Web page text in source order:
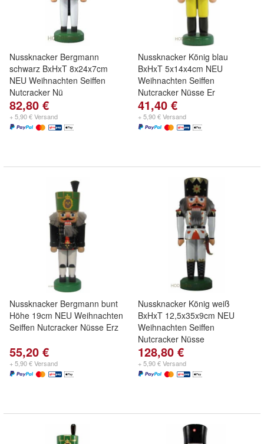
Nussknacker Bergmann
schwarz BxHxT 8x24x7cm
NEU Weihnachten Seiffen
Nutcracker Nü
82,80 €
+ 5,90 € Versand
Nussknacker König blau
BxHxT 5x14x4cm NEU
Weihnachten Seiffen
Nutcracker Nüsse Er
41,40 €
+ 5,90 € Versand
Nussknacker Bergmann bunt
Höhe 19cm NEU Weihnachten
Seiffen Nutcracker Nüsse Erz
55,20 €
+ 5,90 € Versand
Nussknacker König weiß
BxHxT 12,5x35x9cm NEU
Weihnachten Seiffen
Nutcracker Nüsse
128,80 €
+ 5,90 € Versand